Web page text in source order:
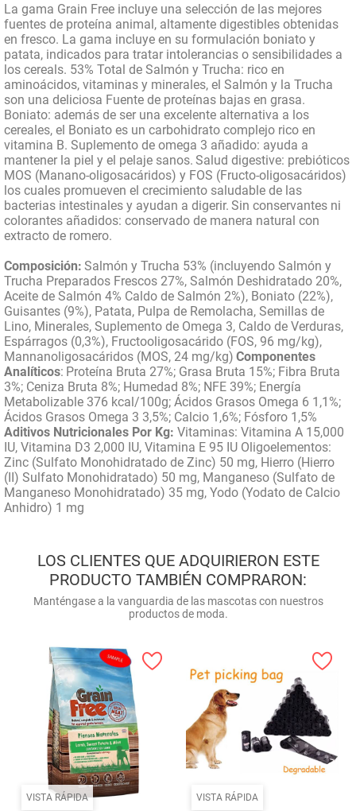
La gama Grain Free incluye una selección de las mejores
fuentes de proteína animal, altamente digestibles obtenidas
en fresco. La gama incluye en su formulación boniato y
patata, indicados para tratar intolerancias o sensibilidades a
los cereals. 53% Total de Salmón y Trucha: rico en
aminoácidos, vitaminas y minerales, el Salmón y la Trucha
son una deliciosa Fuente de proteínas bajas en grasa.
Boniato: además de ser una excelente alternativa a los
cereales, el Boniato es un carbohidrato complejo rico en
vitamina B. Suplemento de omega 3 añadido: ayuda a
mantener la piel y el pelaje sanos. Salud digestive: prebióticos
MOS (Manano-oligosacáridos) y FOS (Fructo-oligosacáridos)
los cuales promueven el crecimiento saludable de las
bacterias intestinales y ayudan a digerir. Sin conservantes ni
colorantes añadidos: conservado de manera natural con
extracto de romero.
Composición: Salmón y Trucha 53% (incluyendo Salmón y
Trucha Preparados Frescos 27%, Salmón Deshidratado 20%,
Aceite de Salmón 4% Caldo de Salmón 2%), Boniato (22%),
Guisantes (9%), Patata, Pulpa de Remolacha, Semillas de
Lino, Minerales, Suplemento de Omega 3, Caldo de Verduras,
Espárragos (0,3%), Fructooligosacárido (FOS, 96 mg/kg),
Mannanoligosacáridos (MOS, 24 mg/kg) Componentes
Analíticos: Proteína Bruta 27%; Grasa Bruta 15%; Fibra Bruta
3%; Ceniza Bruta 8%; Humedad 8%; NFE 39%; Energía
Metabolizable 376 kcal/100g; Ácidos Grasos Omega 6 1,1%;
Ácidos Grasos Omega 3 3,5%; Calcio 1,6%; Fósforo 1,5%
Aditivos Nutricionales Por Kg: Vitaminas: Vitamina A 15,000
IU, Vitamina D3 2,000 IU, Vitamina E 95 IU Oligoelementos:
Zinc (Sulfato Monohidratado de Zinc) 50 mg, Hierro (Hierro
(II) Sulfato Monohidratado) 50 mg, Manganeso (Sulfato de
Manganeso Monohidratado) 35 mg, Yodo (Yodato de Calcio
Anhidro) 1 mg
LOS CLIENTES QUE ADQUIRIERON ESTE
PRODUCTO TAMBIÉN COMPRARON:
Manténgase a la vanguardia de las mascotas con nuestros
productos de moda.
VISTA RÁPIDA VISTA RÁPIDA